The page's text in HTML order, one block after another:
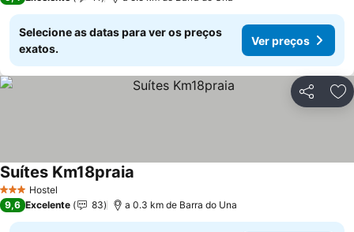
Selecione as datas para ver os preços
exatos.
Ver preços
Partilhar
3 EstrelasHostel
Suítes Km18praia
9,6 Excelente 83 a 0.3 km de Barra do Una